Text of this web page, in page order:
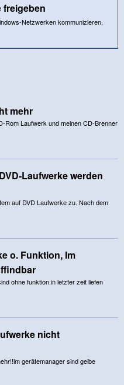
freigeben
Netzwerken kommunizieren,
mehr
Rom Laufwerk und meinen CD-Brenner
Laufwerke werden
auf DVD Laufwerke zu. Nach dem
o. Funktion, Im
ohne funktion.in letzter zeit liefen
nicht
gerätemanager sind gelbe